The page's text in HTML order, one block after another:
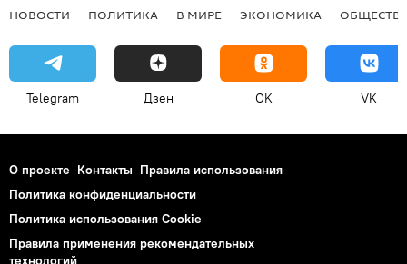
НОВОСТИ ПОЛИТИКА В МИРЕ ЭКОНОМИКА
Telegram Дзен OK VK
О проекте Контакты Правила использования
Политика конфиденциальности
Политика использования Cookie
Правила применения рекомендательных
технологий